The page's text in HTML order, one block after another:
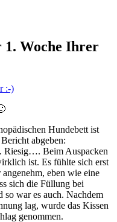
1. Woche Ihrer
Hundebett ist
abgeben:
Riesig…. Beim Auspacken
ist. Es fühlte sich erst
eben wie eine
sich die Füllung bei
so war es auch. Nachdem
lag, wurde das Kissen
genommen.